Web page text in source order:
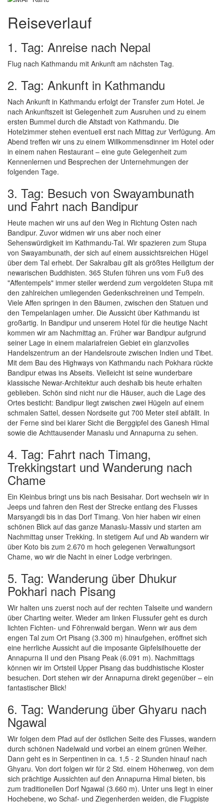
Reiseverlauf
1. Tag: Anreise nach Nepal
Flug nach Kathmandu mit Ankunft am nächsten Tag.
2. Tag: Ankunft in Kathmandu
Nach Ankunft in Kathmandu erfolgt der Transfer zum Hotel. Je
nach Ankunftszeit ist Gelegenheit zum Ausruhen und zu einem
ersten Bummel durch die Altstadt von Kathmandu. Die
Hotelzimmer stehen eventuell erst nach Mittag zur Verfügung. Am
Abend treffen wir uns zu einem Willkommensdinner im Hotel oder
in einem nahen Restaurant – eine gute Gelegenheit zum
Kennenlernen und Besprechen der Unternehmungen der
folgenden Tage.
3. Tag: Besuch von Swayambunath
und Fahrt nach Bandipur
Heute machen wir uns auf den Weg in Richtung Osten nach
Bandipur. Zuvor widmen wir uns aber noch einer
Sehenswürdigkeit im Kathmandu-Tal. Wir spazieren zum Stupa
von Swayambunath, der sich auf einem aussichtsreichen Hügel
über dem Tal erhebt. Der Sakralbau gilt als größtes Heiligtum der
newarischen Buddhisten. 365 Stufen führen uns vom Fuß des
"Affentempels" immer steiler werdend zum vergoldeten Stupa mit
den zahlreichen umliegenden Gedenkschreinen und Tempeln.
Viele Affen springen in den Bäumen, zwischen den Statuen und
den Tempelanlagen umher. Die Aussicht über Kathmandu ist
großartig. In Bandipur und unserem Hotel für die heutige Nacht
kommen wir am Nachmittag an. Früher war Bandipur aufgrund
seiner Lage in einem malariafreien Gebiet ein glanzvolles
Handelszentrum an der Handelsroute zwischen Indien und Tibet.
Mit dem Bau des Highways von Kathmandu nach Pokhara rückte
Bandipur etwas ins Abseits. Vielleicht ist seine wunderbare
klassische Newar-Architektur auch deshalb bis heute erhalten
geblieben. Schön sind nicht nur die Häuser, auch die Lage des
Ortes besticht: Bandipur liegt zwischen zwei Hügeln auf einem
schmalen Sattel, dessen Nordseite gut 700 Meter steil abfällt. In
der Ferne sind bei klarer Sicht die Berggipfel des Ganesh Himal
sowie die Achttausender Manaslu und Annapurna zu sehen.
4. Tag: Fahrt nach Timang,
Trekkingstart und Wanderung nach
Chame
Ein Kleinbus bringt uns bis nach Besisahar. Dort wechseln wir in
Jeeps und fahren den Rest der Strecke entlang des Flusses
Marsyangdi bis in das Dorf Timang. Von hier haben wir einen
schönen Blick auf das ganze Manaslu-Massiv und starten am
Nachmittag unser Trekking. In stetigem Auf und Ab wandern wir
über Koto bis zum 2.670 m hoch gelegenen Verwaltungsort
Chame, wo wir die Nacht in einer Lodge verbringen.
5. Tag: Wanderung über Dhukur
Pokhari nach Pisang
Wir halten uns zuerst noch auf der rechten Talseite und wandern
über Charting weiter. Wieder am linken Flussufer geht es durch
lichten Fichten- und Föhrenwald bergan. Wenn wir aus dem
engen Tal zum Ort Pisang (3.300 m) hinaufgehen, eröffnet sich
eine herrliche Aussicht auf die imposante Gipfelsilhouette der
Annapurna II und den Pisang Peak (6.091 m). Nachmittags
können wir im Ortsteil Upper Pisang das buddhistische Kloster
besuchen. Dort stehen wir der Annapurna direkt gegenüber – ein
fantastischer Blick!
6. Tag: Wanderung über Ghyaru nach
Ngawal
Wir folgen dem Pfad auf der östlichen Seite des Flusses, wandern
durch schönen Nadelwald und vorbei an einem grünen Weiher.
Dann geht es in Serpentinen in ca. 1,5 - 2 Stunden hinauf nach
Ghyaru. Von dort folgen wir für 2 Std. einem Höhenweg, von dem
sich prächtige Aussichten auf den Annapurna Himal bieten, bis
zum traditionellen Dorf Ngawal (3.660 m). Unter uns liegt in einer
Hochebene, wo Schaf- und Ziegenherden weiden, die Flugpiste